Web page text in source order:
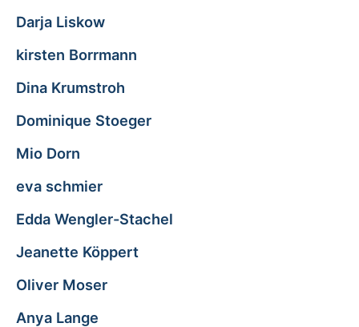
Darja Liskow
kirsten Borrmann
Dina Krumstroh
Dominique Stoeger
Mio Dorn
eva schmier
Edda Wengler-Stachel
Jeanette Köppert
Oliver Moser
Anya Lange